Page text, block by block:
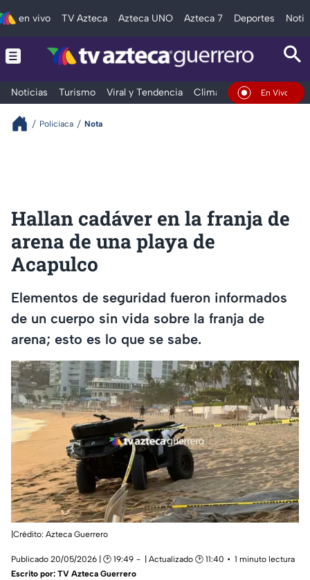
en vivo TV Azteca Azteca UNO Azteca 7 Deportes
Noticias Turismo Viral y Tendencia Clima Deportes
En Vivo
Policiaca Nota
Hallan cadáver en la franja de
arena de una playa de
Acapulco
Elementos de seguridad fueron informados
de un cuerpo sin vida sobre la franja de
arena; esto es lo que se sabe.
|Crédito: Azteca Guerrero
Publicado 20/05/2026 | 🕑 19:49 | Actualizado 🕑 11:40
1 minuto lectura
Escrito por: TV Azteca Guerrero